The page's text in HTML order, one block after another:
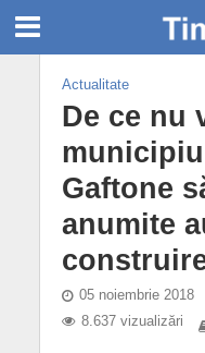
Actualitate
De ce nu
Gaftone
anumite
05 noiembrie 2018
8.637 vizualizări